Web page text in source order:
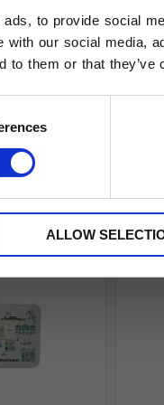
to provide social
our social media,
to them or that
ALLOW
fungerar endast